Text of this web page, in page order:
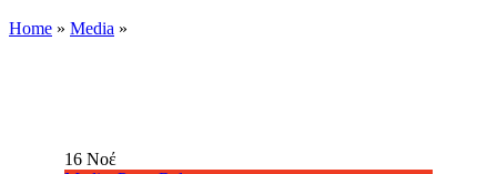
Home » Media »
16 Νοέ